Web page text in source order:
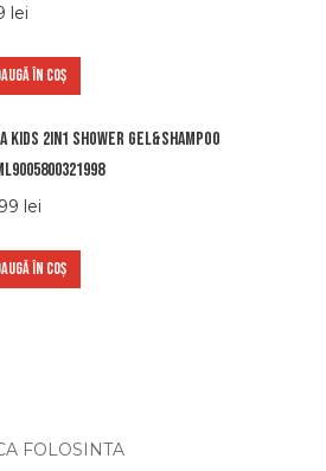
lei
ÎN COȘ
kids 2in1 shower gel&shampoo
lei
ÎN COȘ
FOLOSINTA